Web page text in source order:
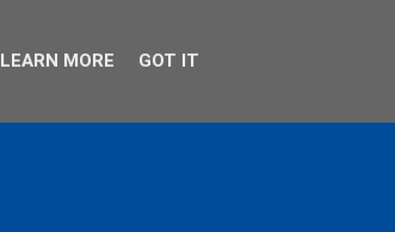
LEARN MORE GOT IT